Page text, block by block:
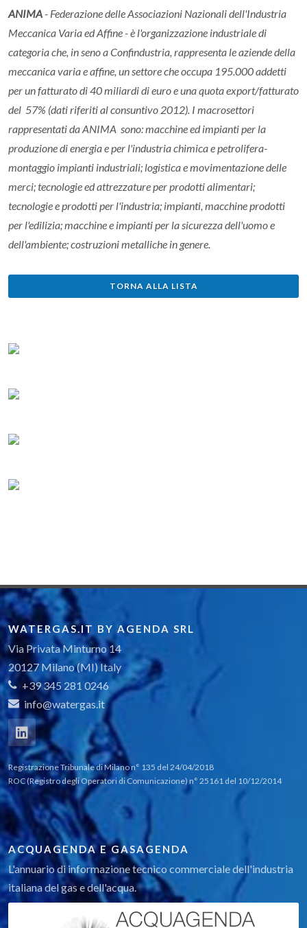
ANIMA - Federazione delle Associazioni Nazionali dell'Industria
Meccanica Varia ed Affine -è l'organizzazione industriale di
categoria che, in seno a Confindustria, rappresenta le aziende della
meccanica varia e affine, un settore che occupa 195.000 addetti
per un fatturato di 40 miliardi di euro e una quota export/fatturato
del 57% (dati riferiti al consuntivo 2012). I macrosettori
rappresentati da ANIMA sono: macchine ed impianti per la
produzione di energia e per l'industria chimica e petrolifera-
montaggio impianti industriali; logistica e movimentazione delle
merci; tecnologie ed attrezzature per prodotti alimentari;
tecnologie e prodotti per l'industria; impianti, macchine prodotti
per l'edilizia; macchine e impianti per la sicurezza dell'uomo e
dell'ambiente; costruzioni metalliche in genere.
TORNA ALLA LISTA
WATERGAS.IT BY AGENDA SRL
Via Privata Minturno 14
20127 Milano (MI) Italy
+39 345 281 0246
info@watergas.it
Registrazione Tribunale di Milano n° 135 del 24/04/2018
ROC (Registro degli Operatori di Comunicazione) n° 25161 del 10/12/2014
ACQUAGENDA E GASAGENDA
L'annuario di informazione tecnico commerciale dell'industria
italiana del gas e dell'acqua.